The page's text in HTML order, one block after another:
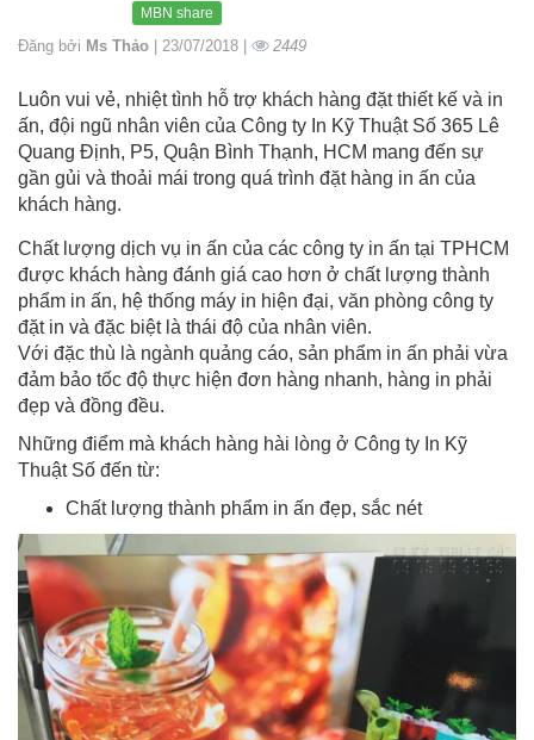
MBN share
Đăng bởi Ms Thảo | 23/07/2018 | 2449
Luôn vui vẻ, nhiệt tình hỗ trợ khách hàng đặt thiết kế và in
ấn, đội ngũ nhân viên của Công ty In Kỹ Thuật Số 365 Lê
Quang Định, P5, Quận Bình Thạnh, HCM mang đến sự
gần gủi và thoải mái trong quá trình đặt hàng in ấn của
khách hàng.
Chất lượng dịch vụ in ấn của các công ty in ấn tại TPHCM
được khách hàng đánh giá cao hơn ở chất lượng thành
phẩm in ấn, hệ thống máy in hiện đại, văn phòng công ty
đặt in và đặc biệt là thái độ của nhân viên.
Với đặc thù là ngành quảng cáo, sản phẩm in ấn phải vừa
đảm bảo tốc độ thực hiện đơn hàng nhanh, hàng in phải
đẹp và đồng đều.
Những điểm mà khách hàng hài lòng ở Công ty In Kỹ
Thuật Số đến từ:
Chất lượng thành phẩm in ấn đẹp, sắc nét